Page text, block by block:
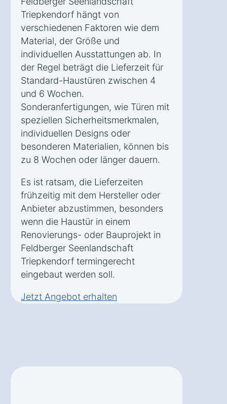
Triepkendorf hängt von
verschiedenen Faktoren wie dem
Material, der Größe und
individuellen Ausstattungen ab. In
der Regel beträgt die Lieferzeit für
Standard-Haustüren zwischen 4
und 6 Wochen.
Sonderanfertigungen, wie Türen mit
speziellen Sicherheitsmerkmalen,
individuellen Designs oder
besonderen Materialien, können bis
zu 8 Wochen oder länger dauern.
Es ist ratsam, die Lieferzeiten
frühzeitig mit dem Hersteller oder
Anbieter abzustimmen, besonders
wenn die Haustür in einem
Renovierungs- oder Bauprojekt in
Feldberger Seenlandschaft
Triepkendorf termingerecht
eingebaut werden soll.
Jetzt Angebot erhalten